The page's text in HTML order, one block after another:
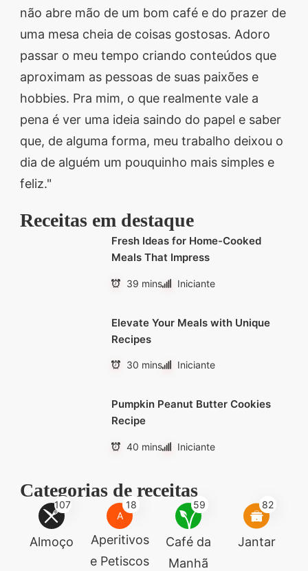
não abre mão de um bom café e do prazer de
uma mesa cheia de coisas gostosas. Adoro
passar o meu tempo criando conteúdos que
aproximam as pessoas de suas paixões e
hobbies. Pra mim, o que realmente vale a
pena é ver uma ideia saindo do papel e saber
que, de alguma forma, meu trabalho deixou o
dia de alguém um pouquinho mais simples e
feliz."
Receitas em destaque
Fresh Ideas for Home-Cooked
Meals That Impress
39 mins Iniciante
Elevate Your Meals with Unique
Recipes
30 mins Iniciante
Pumpkin Peanut Butter Cookies
Recipe
40 mins Iniciante
Categorias de receitas
107
Almoço
A
18
Aperitivos
e Petiscos
59
Café da
Manhã
82
Jantar